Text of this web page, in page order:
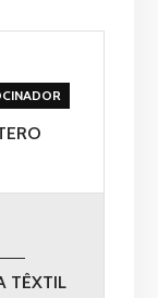
TÊXTIL